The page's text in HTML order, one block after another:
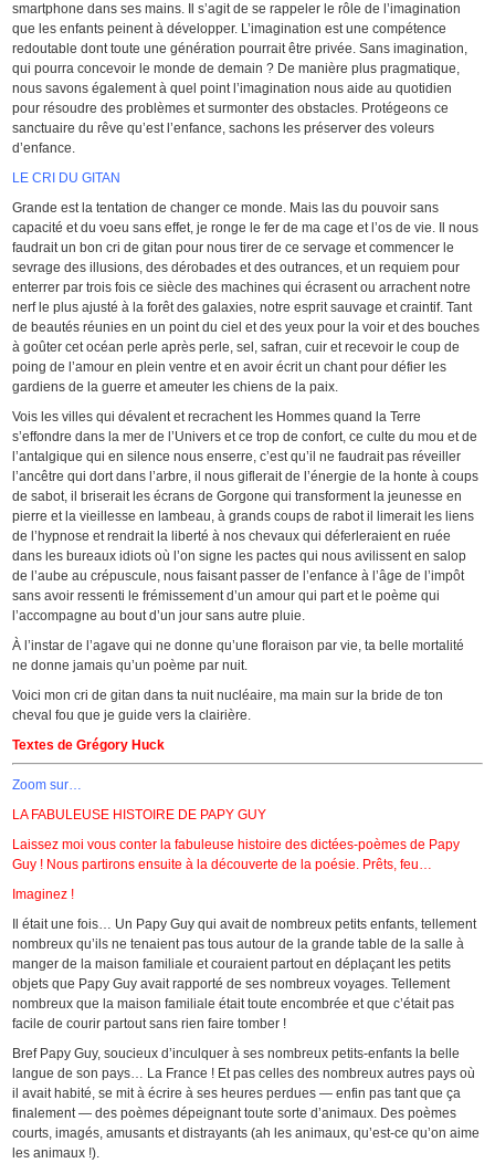
smartphone dans ses mains. Il s’agit de se rappeler le rôle de l’imagination
que les enfants peinent à développer. L’imagination est une compétence
redoutable dont toute une génération pourrait être privée. Sans imagination,
qui pourra concevoir le monde de demain ? De manière plus pragmatique,
nous savons également à quel point l’imagination nous aide au quotidien
pour résoudre des problèmes et surmonter des obstacles. Protégeons ce
sanctuaire du rêve qu’est l’enfance, sachons les préserver des voleurs
d’enfance.
LE CRI DU GITAN
Grande est la tentation de changer ce monde. Mais las du pouvoir sans
capacité et du voeu sans effet, je ronge le fer de ma cage et l’os de vie. Il nous
faudrait un bon cri de gitan pour nous tirer de ce servage et commencer le
sevrage des illusions, des dérobades et des outrances, et un requiem pour
enterrer par trois fois ce siècle des machines qui écrasent ou arrachent notre
nerf le plus ajusté à la forêt des galaxies, notre esprit sauvage et craintif. Tant
de beautés réunies en un point du ciel et des yeux pour la voir et des bouches
à goûter cet océan perle après perle, sel, safran, cuir et recevoir le coup de
poing de l’amour en plein ventre et en avoir écrit un chant pour défier les
gardiens de la guerre et ameuter les chiens de la paix.
Vois les villes qui dévalent et recrachent les Hommes quand la Terre
s’effondre dans la mer de l’Univers et ce trop de confort, ce culte du mou et de
l’antalgique qui en silence nous enserre, c’est qu’il ne faudrait pas réveiller
l’ancêtre qui dort dans l’arbre, il nous giflerait de l’énergie de la honte à coups
de sabot, il briserait les écrans de Gorgone qui transforment la jeunesse en
pierre et la vieillesse en lambeau, à grands coups de rabot il limerait les liens
de l’hypnose et rendrait la liberté à nos chevaux qui déferleraient en ruée
dans les bureaux idiots où l’on signe les pactes qui nous avilissent en salop
de l’aube au crépuscule, nous faisant passer de l’enfance à l’âge de l’impôt
sans avoir ressenti le frémissement d’un amour qui part et le poème qui
l’accompagne au bout d’un jour sans autre pluie.
À l’instar de l’agave qui ne donne qu’une floraison par vie, ta belle mortalité
ne donne jamais qu’un poème par nuit.
Voici mon cri de gitan dans ta nuit nucléaire, ma main sur la bride de ton
cheval fou que je guide vers la clairière.
Textes de Grégory Huck
Zoom sur…
LA FABULEUSE HISTOIRE DE PAPY GUY
Laissez moi vous conter la fabuleuse histoire des dictées-poèmes de Papy
Guy ! Nous partirons ensuite à la découverte de la poésie. Prêts, feu…
Imaginez !
Il était une fois… Un Papy Guy qui avait de nombreux petits enfants, tellement
nombreux qu’ils ne tenaient pas tous autour de la grande table de la salle à
manger de la maison familiale et couraient partout en déplaçant les petits
objets que Papy Guy avait rapporté de ses nombreux voyages. Tellement
nombreux que la maison familiale était toute encombrée et que c’était pas
facile de courir partout sans rien faire tomber !
Bref Papy Guy, soucieux d’inculquer à ses nombreux petits-enfants la belle
langue de son pays… La France ! Et pas celles des nombreux autres pays où
il avait habité, se mit à écrire à ses heures perdues — enfin pas tant que ça
finalement — des poèmes dépeignant toute sorte d’animaux. Des poèmes
courts, imagés, amusants et distrayants (ah les animaux, qu’est-ce qu’on aime
les animaux !).